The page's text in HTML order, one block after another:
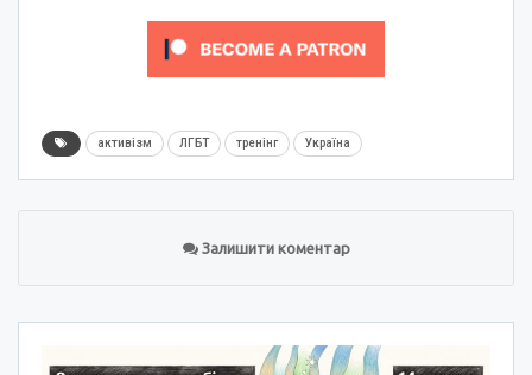
активізм ЛГБТ тренінг Україна
Залишити коментар